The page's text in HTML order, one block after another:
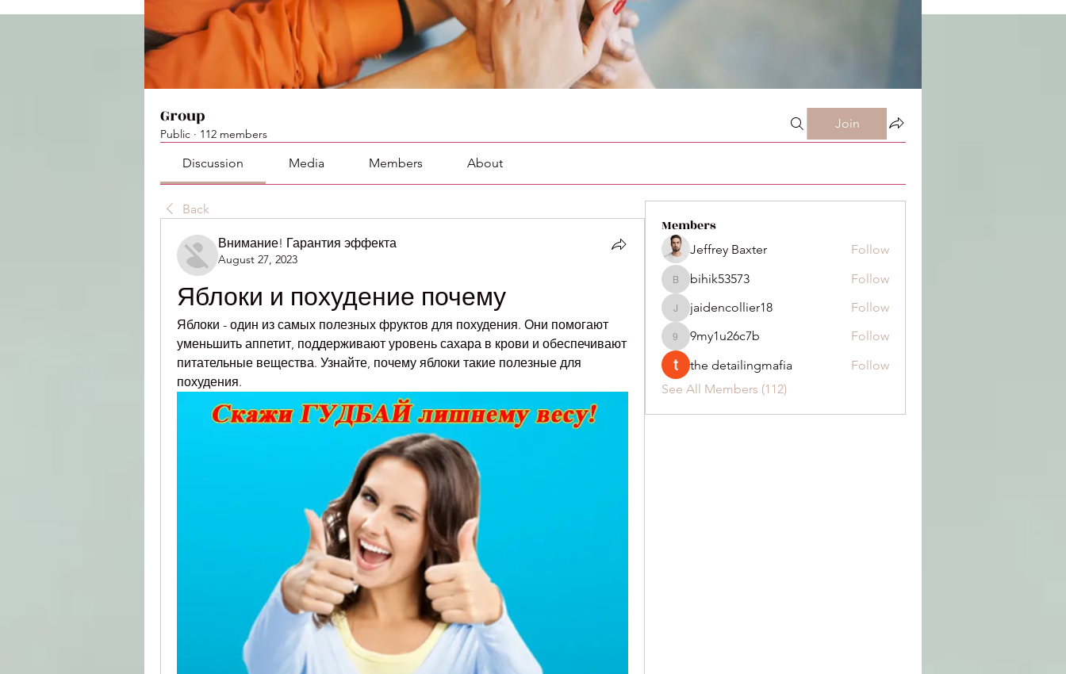
Group
Public · 112 members
Join
Discussion Media Members About
Back
Внимание! Гарантия эффекта
August 27, 2023
Яблоки и похудение почему
Яблоки - один из самых полезных фруктов для похудения. Они помогают
уменьшить аппетит, поддерживают уровень сахара в крови и обеспечивают
питательные вещества. Узнайте, почему яблоки такие полезные для
похудения.
Members
Jeffrey Baxter Follow
bihik53573
bihik53573 Follow
jaidencollier18
jaidencollier18 Follow
9my1u26c7b
9my1u26c7b
Follow
the detailingmafia
Follow
See All Members (112)